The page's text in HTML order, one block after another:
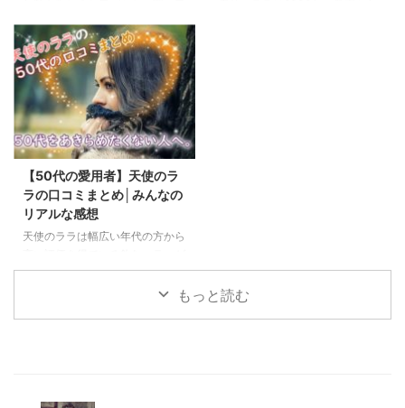
介されてから爆発的に人気 ...
立ってくる肌のたるみには、多く
の人が悩まされています。 でも
若い頃には全然気にならなかった
のに、歳を重ねるとどうして肌が
たるむのでしょうか？ 実は、わ
たしたちの肌のコラーゲンは加齢
によって日々減り続けているので
す。 この記事では、人気コラー
ゲンの天使のララがたるみ解消に
有効な理由についてお伝えしてい
きたいと思います。 たるみにお
悩みの人はぜひ読んてみて下さ
い。 肌がたるむ原因 肌がたるみ
起こります。 更にどうして体内
のコラーゲンが不足するのかとい
思います。 天使のララを飲んで
効果を感じている人って本当 ...
【50代の愛用者】天使のラ
ラの口コミまとめ│みんなの
リアルな感想
天使のララは幅広い年代の方から
ンです。 その中から今回は50代
の愛用者の方々の感想にクローズ
これまで、「お子さんの事が第一
もっと読む